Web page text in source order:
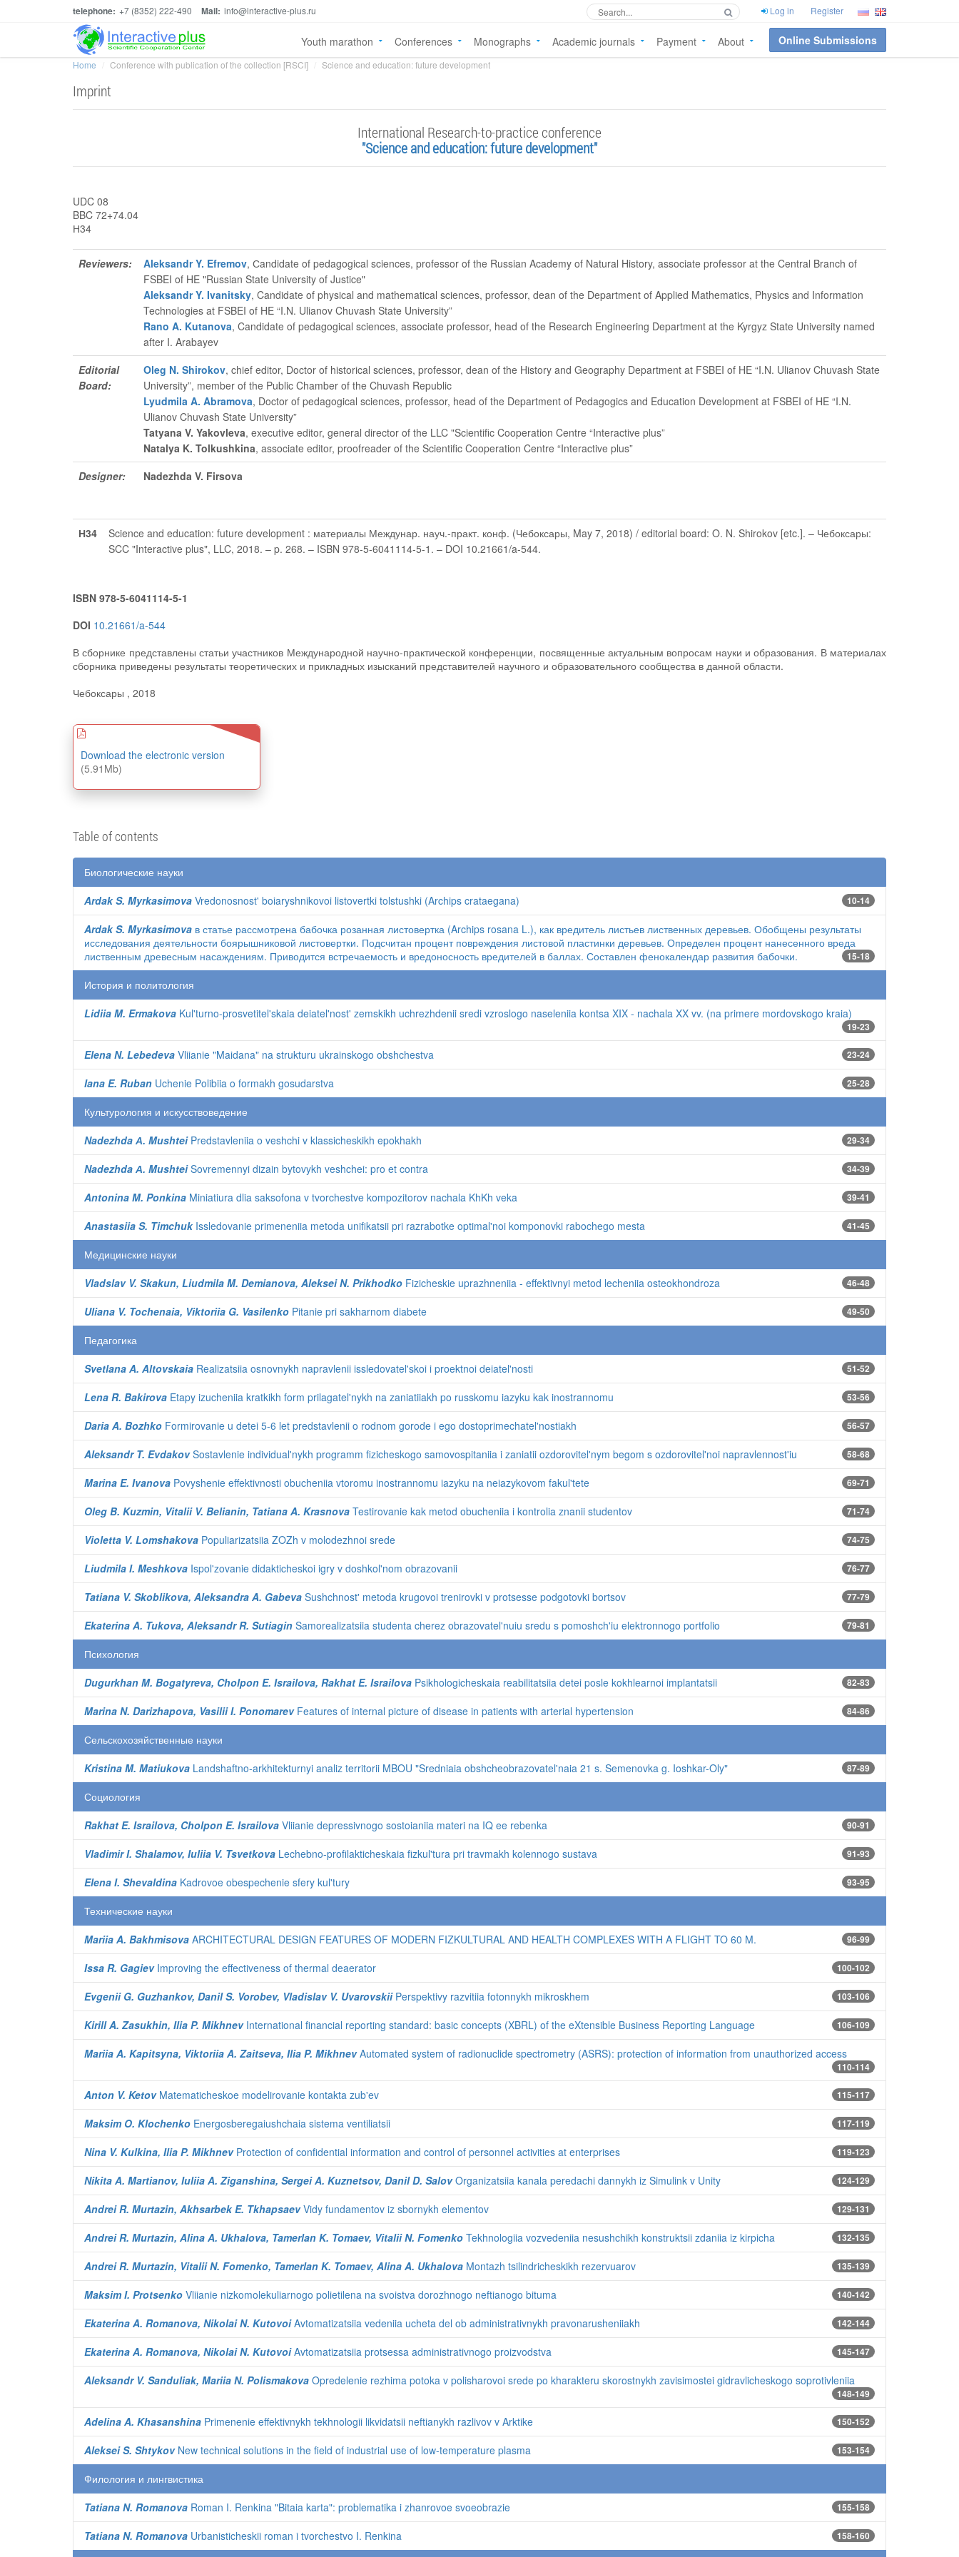
telephone: +7 (8352) 222-490 Mail: info@interactive-plus.ru Log in Register
Youth marathon Conferences Monographs Academic journals Payment About Online Submissions
Home Conference with publication of the collection [RSCI] Science and education: future development
Imprint
International Research-to-practice conference
"Science and education: future development"
UDC 08
BBC 72+74.04
Н34
Reviewers: Aleksandr Y. Efremov, Сandidate of pedagogical sciences, professor of the Russian Academy of Natural History, associate professor at the Central Branch of
FSBEI of HE "Russian State University of Justice"
Aleksandr Y. Ivanitsky, Candidate of physical and mathematical sciences, professor, dean of the Department of Applied Mathematics, Physics and Information
Technologies at FSBEI of HE “I.N. Ulianov Chuvash State University”
Rano A. Kutanova, Candidate of pedagogical sciences, associate professor, head of the Research Engineering Department at the Kyrgyz State University named
after I. Arabayev
Editorial
Board:
Oleg N. Shirokov, chief editor, Doctor of historical sciences, professor, dean of the History and Geography Department at FSBEI of HE “I.N. Ulianov Chuvash State
University”, member of the Public Chamber of the Chuvash Republic
Lyudmila A. Abramova, Doctor of pedagogical sciences, professor, head of the Department of Pedagogics and Education Development at FSBEI of HE “I.N.
Ulianov Chuvash State University”
Tatyana V. Yakovleva, executive editor, general director of the LLC "Scientific Cooperation Centre “Interactive plus”
Natalya K. Tolkushkina, associate editor, proofreader of the Scientific Cooperation Centre “Interactive plus”
Designer:
Nadezhda V. Firsova
Н34
Science and education: future development : материалы Междунар. науч.-практ. конф. (Чебоксары, May 7, 2018) / editorial board: O. N. Shirokov [etc.]. – Чебоксары:
SCC "Interactive plus", LLC, 2018. – p. 268. – ISBN 978-5-6041114-5-1. – DOI 10.21661/a-544.
ISBN 978-5-6041114-5-1
DOI 10.21661/a-544
В сборнике представлены статьи участников Международной научно-практической конференции, посвященные актуальным вопросам науки и образования. В материалах
сборника приведены результаты теоретических и прикладных изысканий представителей научного и образовательного сообщества в данной области.
Чебоксары , 2018
Download the electronic version
(5.91Mb)
Table of contents
Биологические науки
Ardak S. Myrkasimova Vredonosnost' boiaryshnikovoi listovertki tolstushki (Archips crataegana) 10-14
Ardak S. Myrkasimova в статье рассмотрена бабочка розанная листовертка (Archips rosana L.), как вредитель листьев лиственных деревьев. Обобщены результаты
исследования деятельности боярышниковой листовертки. Подсчитан процент повреждения листовой пластинки деревьев. Определен процент нанесенного вреда
лиственным древесным насаждениям. Приводится встречаемость и вредоносность вредителей в баллах. Составлен фенокалендар развития бабочки.
15-18
История и политология
Lidiia M. Ermakova Kul'turno-prosvetitel'skaia deiatel'nost' zemskikh uchrezhdenii sredi vzroslogo naseleniia kontsa XIX - nachala XX vv. (na primere mordovskogo kraia)
19-23
Elena N. Lebedeva Vliianie "Maidana" na strukturu ukrainskogo obshchestva 23-24
Iana E. Ruban Uchenie Polibiia o formakh gosudarstva 25-28
Культурология и искусствоведение
Nadezhda А. MushteiPredstavleniia o veshchi v klassicheskikh epokhakh 29-34
Nadezhda А. MushteiSovremennyi dizain bytovykh veshchei: pro et contra 34-39
Antonina M. Ponkina Miniatiura dlia saksofona v tvorchestve kompozitorov nachala KhKh veka 39-41
Anastasiia S. TimchukIssledovanie primeneniia metoda unifikatsii pri razrabotke optimal'noi komponovki rabochego mesta 41-45
Медицинские науки
Vladslav V. Skakun, Liudmila M. Demianova, Aleksei N. Prikhodko Fizicheskie uprazhneniia - effektivnyi metod lecheniia osteokhondroza 46-48
Uliana V. Tochenaia, Viktoriia G. Vasilenko Pitanie pri sakharnom diabete 49-50
Педагогика
Svetlana A. Altovskaia Realizatsiia osnovnykh napravlenii issledovatel'skoi i proektnoi deiatel'nosti 51-52
Lena R. Bakirova Etapy izucheniia kratkikh form prilagatel'nykh na zaniatiiakh po russkomu iazyku kak inostrannomu 53-56
Daria A. Bozhko Formirovanie u detei 5-6 let predstavlenii o rodnom gorode i ego dostoprimechatel'nostiakh 56-57
Aleksandr T. EvdakovSostavlenie individual'nykh programm fizicheskogo samovospitaniia i zaniatii ozdorovitel'nym begom s ozdorovitel'noi napravlennost'iu 58-68
Marina E. Ivanova Povyshenie effektivnosti obucheniia vtoromu inostrannomu iazyku na neiazykovom fakul'tete 69-71
Oleg B. Kuzmin, Vitalii V. Belianin, Tatiana A. Krasnova Testirovanie kak metod obucheniia i kontrolia znanii studentov 71-74
Violetta V. Lomshakova Populiarizatsiia ZOZh v molodezhnoi srede 74-75
Liudmila I. Meshkova Ispol'zovanie didakticheskoi igry v doshkol'nom obrazovanii 76-77
Tatiana V. Skoblikova, Aleksandra A. Gabeva Sushchnost' metoda krugovoi trenirovki v protsesse podgotovki bortsov 77-79
Ekaterina A. Tukova, Aleksandr R. Sutiagin Samorealizatsiia studenta cherez obrazovatel'nuiu sredu s pomoshch'iu elektronnogo portfolio 79-81
Психология
Dugurkhan M. Bogatyreva, Cholpon E. Israilova, Rakhat E. Israilova Psikhologicheskaia reabilitatsiia detei posle kokhlearnoi implantatsii 82-83
Marina N. Darizhapova, Vasilii I. PonomarevFeatures of internal picture of disease in patients with arterial hypertension 84-86
Сельскохозяйственные науки
Kristina M. Matiukova Landshaftno-arkhitekturnyi analiz territorii MBOU "Sredniaia obshcheobrazovatel'naia 21 s. Semenovka g. Ioshkar-Oly" 87-89
Социология
Rakhat E. Israilova, Cholpon E. Israilova Vliianie depressivnogo sostoianiia materi na IQ ee rebenka 90-91
Vladimir I. Shalamov, Iuliia V. Tsvetkova Lechebno-profilakticheskaia fizkul'tura pri travmakh kolennogo sustava 91-93
Elena I. Shevaldina Kadrovoe obespechenie sfery kul'tury 93-95
Технические науки
Mariia A. Bakhmisova ARCHITECTURAL DESIGN FEATURES OF MODERN FIZKULTURAL AND HEALTH COMPLEXES WITH A FLIGHT TO 60 M. 96-99
Issa R. GagievImproving the effectiveness of thermal deaerator 100-102
Evgenii G. Guzhankov, Danil S. Vorobev, Vladislav V. UvarovskiiPerspektivy razvitiia fotonnykh mikroskhem 103-106
Kirill A. Zasukhin, Ilia P. MikhnevInternational financial reporting standard: basic concepts (XBRL) of the eXtensible Business Reporting Language 106-109
Mariia A. Kapitsyna, Viktoriia A. Zaitseva, Ilia P. MikhnevAutomated system of radionuclide spectrometry (ASRS): protection of information from unauthorized access
110-114
Anton V. KetovMatematicheskoe modelirovanie kontakta zub'ev 115-117
Maksim O. Klochenko Energosberegaiushchaia sistema ventiliatsii 117-119
Nina V. Kulkina, Ilia P. MikhnevProtection of confidential information and control of personnel activities at enterprises 119-123
Nikita A. Martianov, Iuliia A. Ziganshina, Sergei A. Kuznetsov, Danil D. SalovOrganizatsiia kanala peredachi dannykh iz Simulink v Unity 124-129
Andrei R. Murtazin, Akhsarbek E. TkhapsaevVidy fundamentov iz sbornykh elementov 129-131
Andrei R. Murtazin, Alina A. Ukhalova, Tamerlan K. Tomaev, Vitalii N. Fomenko Tekhnologiia vozvedeniia nesushchikh konstruktsii zdaniia iz kirpicha 132-135
Andrei R. Murtazin, Vitalii N. Fomenko, Tamerlan K. Tomaev, Alina A. Ukhalova Montazh tsilindricheskikh rezervuarov 135-139
Maksim I. Protsenko Vliianie nizkomolekuliarnogo polietilena na svoistva dorozhnogo neftianogo bituma 140-142
Ekaterina A. Romanova, Nikolai N. KutovoiAvtomatizatsiia vedeniia ucheta del ob administrativnykh pravonarusheniiakh 142-144
Ekaterina A. Romanova, Nikolai N. KutovoiAvtomatizatsiia protsessa administrativnogo proizvodstva 145-147
Aleksandr V. Sanduliak, Mariia N. Polismakova Opredelenie rezhima potoka v polisharovoi srede po kharakteru skorostnykh zavisimostei gidravlicheskogo soprotivleniia
148-149
Adelina A. Khasanshina Primenenie effektivnykh tekhnologii likvidatsii neftianykh razlivov v Arktike 150-152
Aleksei S. ShtykovNew technical solutions in the field of industrial use of low-temperature plasma 153-154
Филология и лингвистика
Tatiana N. Romanova Roman I. Renkina "Bitaia karta": problematika i zhanrovoe svoeobrazie 155-158
Tatiana N. Romanova Urbanisticheskii roman i tvorchestvo I. Renkina 158-160